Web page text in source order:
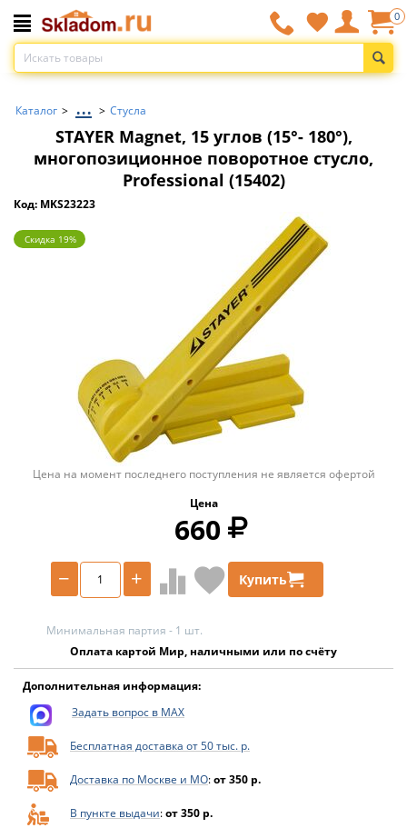
0
Каталог > ... > Стусла
STAYER Magnet, 15 углов (15°- 180°),
многопозиционное поворотное стусло,
Professional (15402)
Код: MKS23223
Скидка 19%
Цена на момент последнего поступления не является офертой
Цена
660
+
− Купить
Минимальная партия - 1 шт.
Оплата картой Мир, наличными или по счёту
Дополнительная информация:
Задать вопрос в MAX
Бесплатная доставка от 50 тыс. р.
Доставка по Москве и МО:от 350 р.
В пункте выдачи:от 350 р.